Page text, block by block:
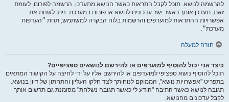
להרשמה לנושא. תוכל לקבל התראות כאשר הנושא מתעדכן. הרשמה לפורום, לעומת
זאת, תעדכן אותך כאשר ישר עדכונים לנושא או פורום במערכת. ניתן לשנות את
אפשרויות ההתראות למועדפים והרשמות בלוח הבקרה למשתמש, תחת ״העדפות
מערכת״.
חזרה למעלה
כיצד אני יכול להוסיף למועדפים או להירשם לנושאים ספציפיים?
תוכל להוסיף נושא ספציפי למועדפים או להירשם אליו על ידי לחיצה על הקישור המתאים
בתפריט "אפשרויות נושא", הממוקם לנוחותך לצד חלקו העליון והתחתון של דיון בנושא.
תגובה לנושא כאשר התיבה "הודע לי כאשר תגובה נשלחת" מסומנת גם תרשום אותך
לקבל עדכונים מהנושא.